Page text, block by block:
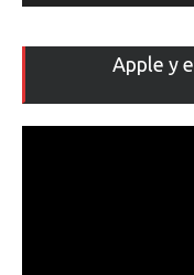
Apple y